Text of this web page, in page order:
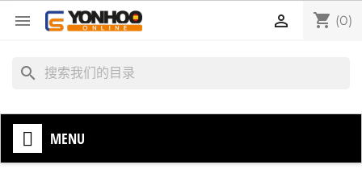
 shopping_cart (0)

search
MENU